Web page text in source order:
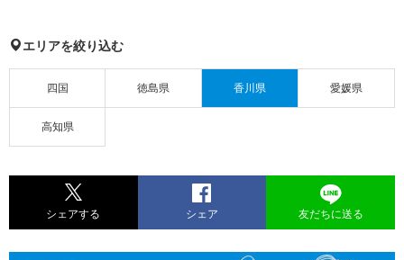
エリアを絞り込む
四国 徳島県 香川県 愛媛県
高知県
シェアする シェア 友だちに送る